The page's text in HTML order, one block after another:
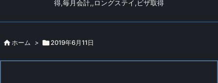
得,毎月会計,,ロングステイ,ビザ取得

 ホーム > 2019年6月11日